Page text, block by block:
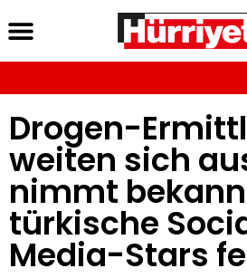
Drogen-
weiten sich
nimmt
türkische
Media-Stars